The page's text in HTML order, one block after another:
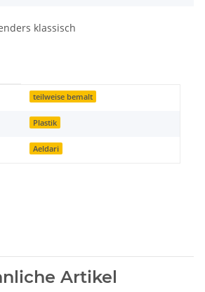
klassisch
teilweise bemalt
Plastik
Aeldari
Artikel